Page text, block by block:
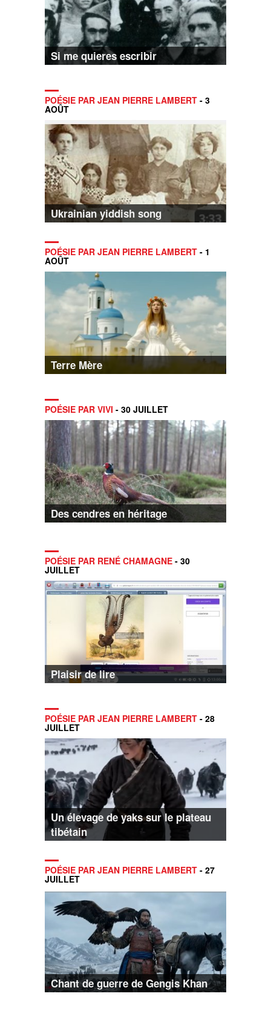
Si me quieres escribir
POÉSIE PAR JEAN PIERRE LAMBERT - 3
AOÛT
Ukrainian yiddish song
POÉSIE PAR JEAN PIERRE LAMBERT - 1
AOÛT
Terre Mère
POÉSIE PAR VIVI - 30 JUILLET
Des cendres en héritage
POÉSIE PAR RENÉ CHAMAGNE - 30
JUILLET
Plaisir de lire
POÉSIE PAR JEAN PIERRE LAMBERT - 28
JUILLET
Un élevage de yaks sur le plateau
tibétain
POÉSIE PAR JEAN PIERRE LAMBERT - 27
JUILLET
Chant de guerre de Gengis Khan